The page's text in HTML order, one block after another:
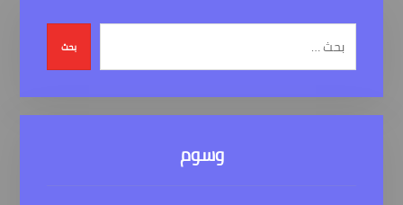
بحث
وسوم